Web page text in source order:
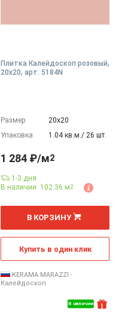
Плитка Калейдоскоп розовый,
20x20, арт. 5184N
Размер
20х20
Упаковка
1.04 кв.м./ 26 шт.
В наличии
1 284 ₽/м2
1-3 дня
В наличии: 102.36 м2
м
В КОРЗИНУ
Купить в один клик
KERAMA MARAZZI -
Калейдоскоп